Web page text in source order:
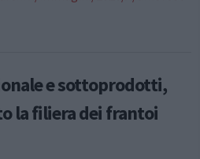
e sottoprodotti,
la filiera dei frantoi